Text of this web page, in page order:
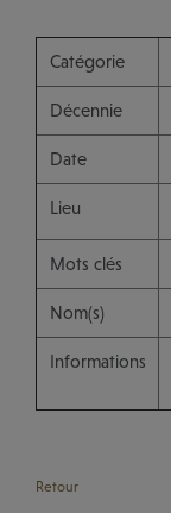
Catégorie
Décennie
Date
Lieu
Mots clés
Nom(s)
Informations
Retour